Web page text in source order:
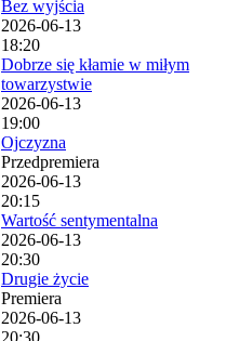
Bez wyjścia
2026-06-13
18:20
Dobrze się kłamie w miłym
towarzystwie
2026-06-13
19:00
Ojczyzna
Przedpremiera
2026-06-13
20:15
Wartość sentymentalna
2026-06-13
20:30
Drugie życie
Premiera
2026-06-13
20:30